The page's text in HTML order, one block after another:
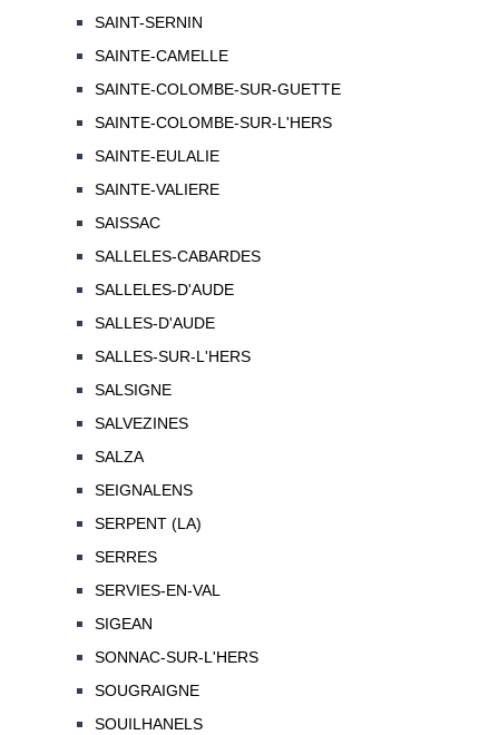
SAINT-SERNIN
SAINTE-CAMELLE
SAINTE-COLOMBE-SUR-GUETTE
SAINTE-COLOMBE-SUR-L'HERS
SAINTE-EULALIE
SAINTE-VALIERE
SAISSAC
SALLELES-CABARDES
SALLELES-D'AUDE
SALLES-D'AUDE
SALLES-SUR-L'HERS
SALSIGNE
SALVEZINES
SALZA
SEIGNALENS
SERPENT (LA)
SERRES
SERVIES-EN-VAL
SIGEAN
SONNAC-SUR-L'HERS
SOUGRAIGNE
SOUILHANELS